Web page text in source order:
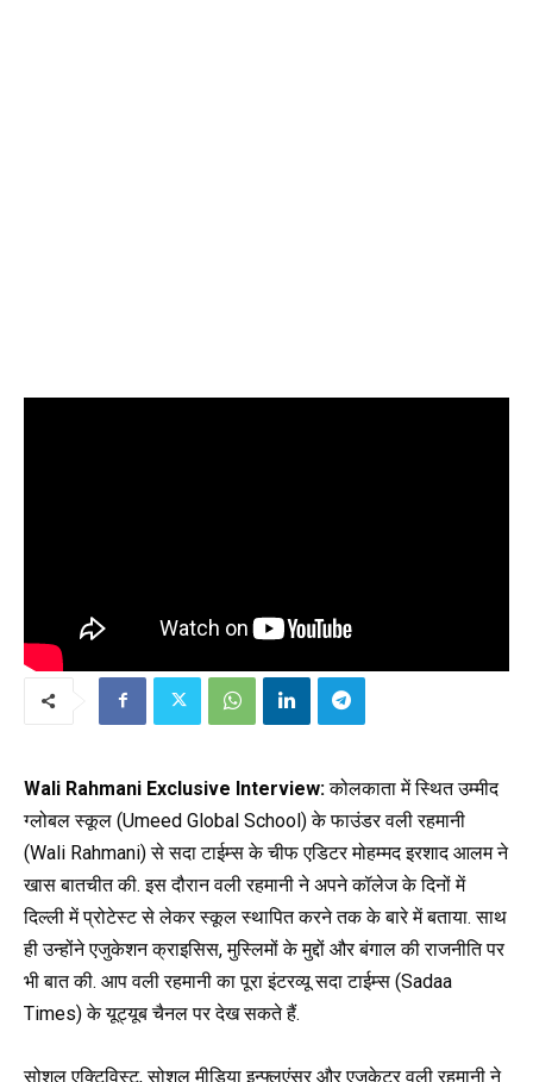
Wali Rahmani Exclusive Interview:कोलकाता में स्थित उम्मीद
ग्लोबल स्कूल (Umeed Global School) के फाउंडर वली रहमानी
(Wali Rahmani) से सदा टाईम्स के चीफ एडिटर मोहम्मद इरशाद आलम ने
खास बातचीत की. इस दौरान वली रहमानी ने अपने कॉलेज के दिनों में
दिल्ली में प्रोटेस्ट से लेकर स्कूल स्थापित करने तक के बारे में बताया. साथ
ही उन्होंने एजुकेशन क्राइसिस, मुस्लिमों के मुद्दों और बंगाल की राजनीति पर
भी बात की. आप वली रहमानी का पूरा इंटरव्यू सदा टाईम्स (Sadaa
Times) के यूट्यूब चैनल पर देख सकते हैं.
सोशल एक्टिविस्ट, सोशल मीडिया इन्फ्लुएंसर और एजुकेटर वली रहमानी ने